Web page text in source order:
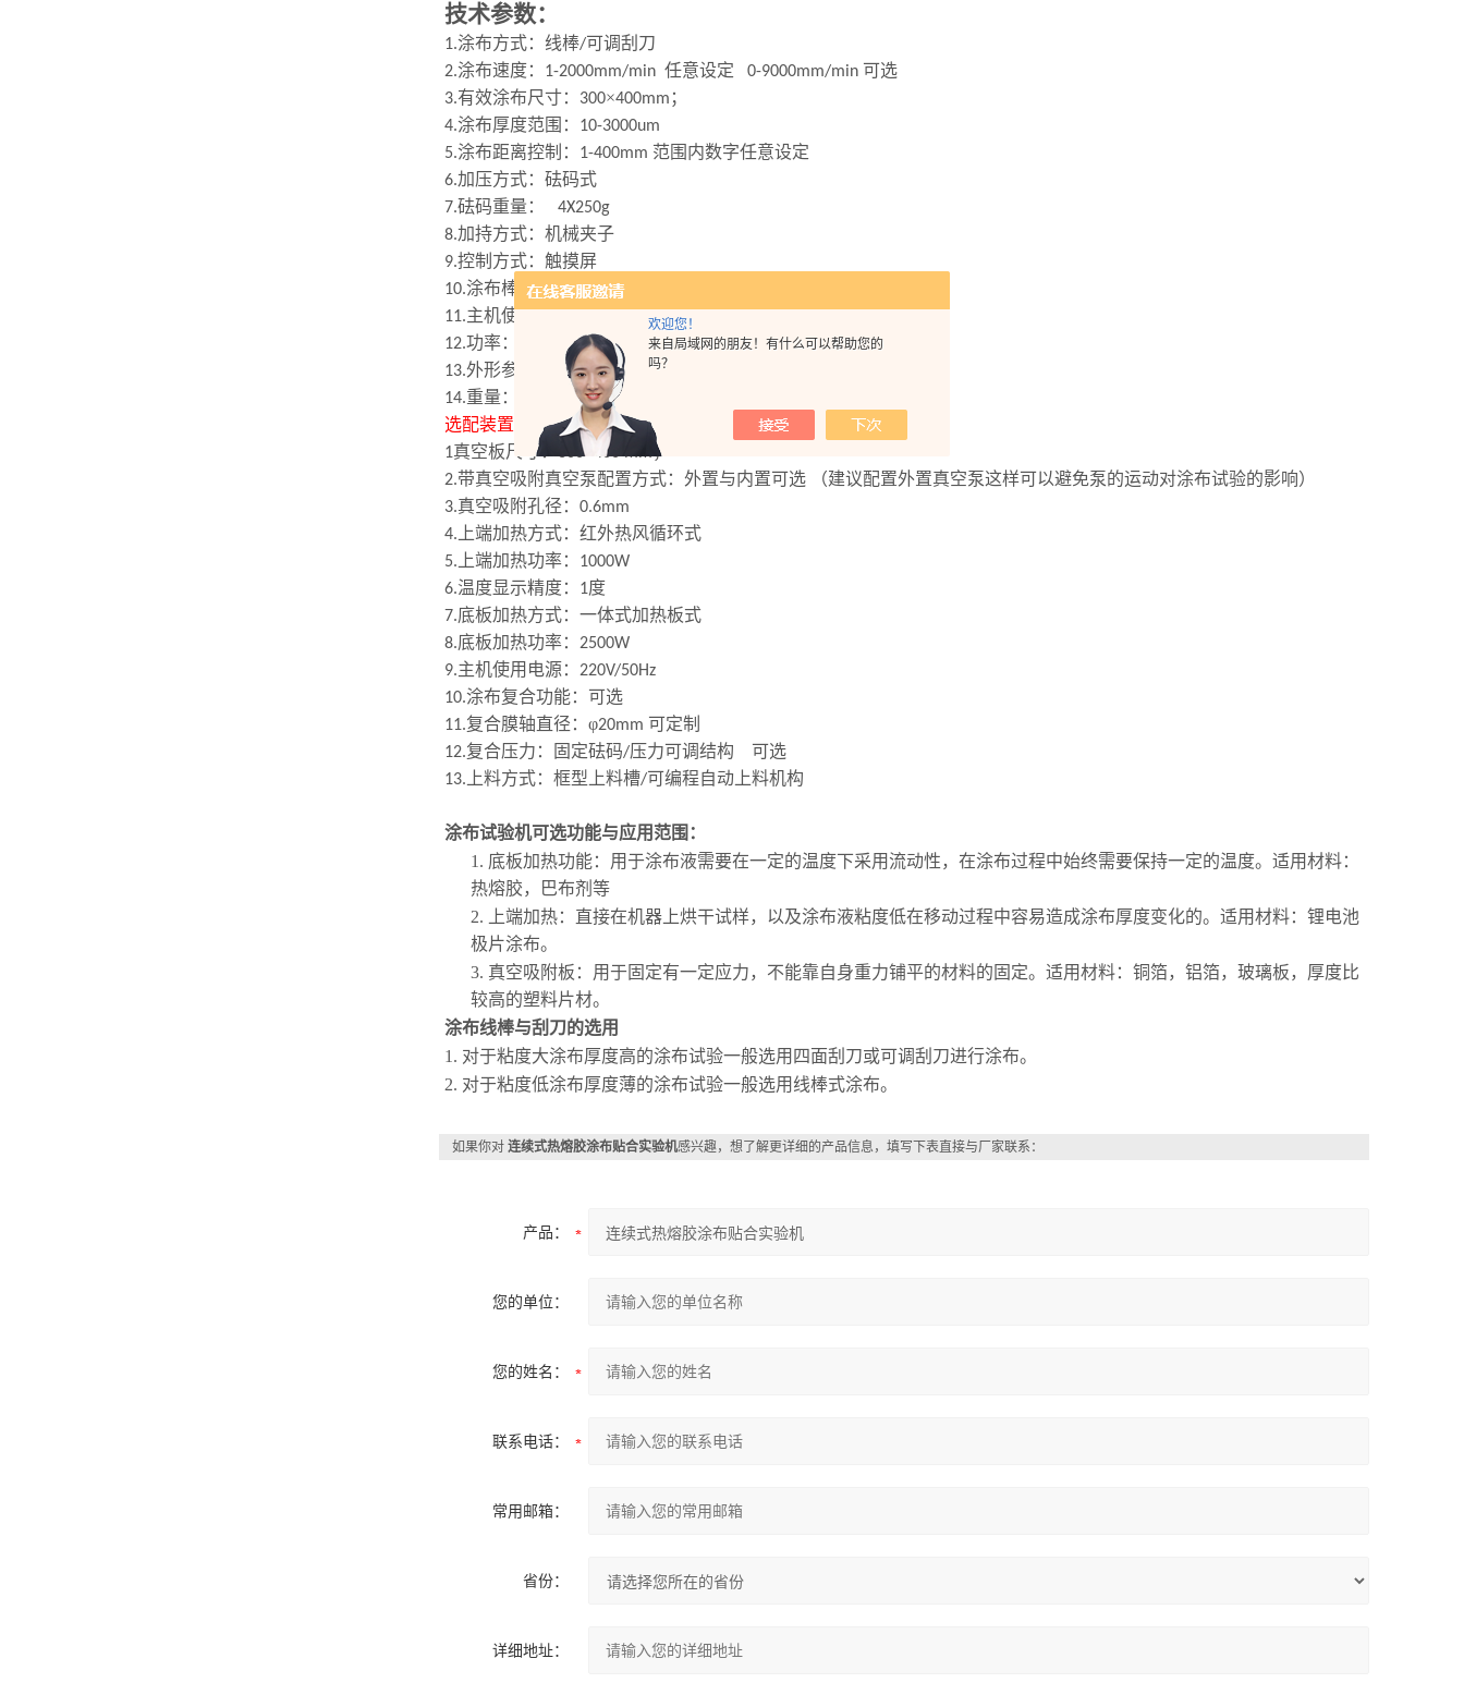
欢迎您！
来自局域网的朋友！有什么可以帮助您的
吗？
技术参数：
1.涂布方式：线棒/可调刮刀
2.涂布速度： 1-2000mm/min 任意设定 0-9000mm/min 可选
3.有效涂布尺寸： 300×400mm ；
4.涂布厚度范围： 10-3000um
5.涂布距离控制： 1-400mm 范围内数字任意设定
6.加压方式：砝码式
7.砝码重量： 4X250g
8.加持方式：机械夹子
9.控制方式：触摸屏
10.涂布棒规格：1.5-200微米之间任意选配 （任意选配
11.主机使用电源： 220V/50Hz
12.功率：
13.外形参数：
600X350X300mm
14.重量：
选配装置参数
1真空板尺寸： 300× 400 mm ；
2.带真空吸附真空泵配置方式：外置与内置可选 （建议配置外置真空泵这样可以避免泵的运动对涂布试验的影响）
3.真空吸附孔径： 0.6mm
4. 上端加热方式：红外热风循环式
5. 上端加热功率： 1000W
6.温度显示精度： 1度
7.底板加热方式：一体式加热板式
8.底板加热功率： 2500W
9.主机使用电源： 220V/50Hz
10.涂布复合功能：可选
11.复合膜轴直径：φ20mm 可定制
12.复合压力：固定砝码/压力可调结构 可选
13. 上料方式：框型上料槽/可编程自动上料机构
涂布试验机可选功能与应用 范围：
1. 底板加热功能：用于涂布液需要在一定的温度下采用流动性，在涂布过程中始终需要保持一定的温度。适用材料：
热熔胶，巴布剂等
2.
上端加热：直接在机器上烘干试样，以及涂布液粘度低在移动过程中容易造成涂布厚度变化的。适用材料：锂电池
极片涂布。
3. 真空吸附板：用于固定有一定应力，不能靠自身重力铺平的材料的固定。适用材料：铜箔，铝箔，玻璃板，厚度比
较高的塑料片材。
涂布线棒与刮刀的选用
1. 对于粘度大涂布厚度高的涂布试验一般选用四面刮刀或可调刮刀进行涂布。
2. 对于粘度低涂布厚度薄的涂布试验一般选用线棒式涂布。
如果你对 连续式热熔胶涂布贴合实验机感兴趣，想了解更详细的产品信息，填写下表直接与厂家联系：
产品：
您的单位：
您的姓名：
联系电话：
常用邮箱：
省份：
详细地址：